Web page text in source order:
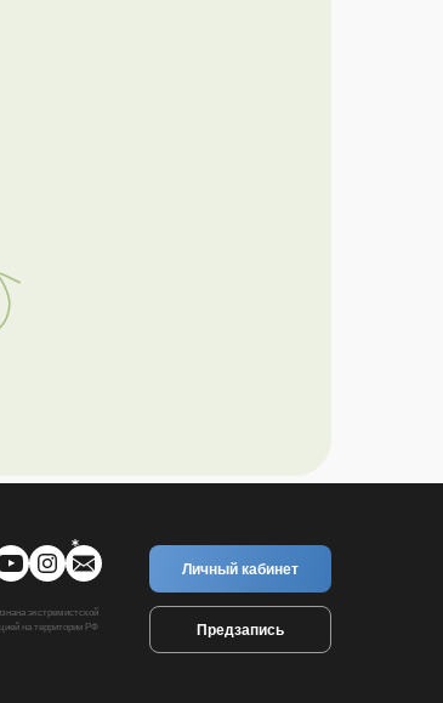
Предзапись
Личный кабинет
экстремистской
на территории РФ